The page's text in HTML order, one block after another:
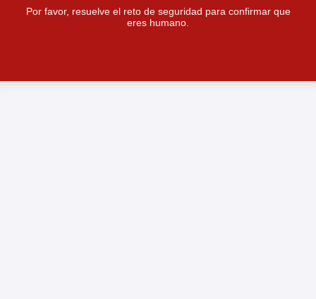
Por favor, resuelve el reto de seguridad para confirmar que
eres humano.